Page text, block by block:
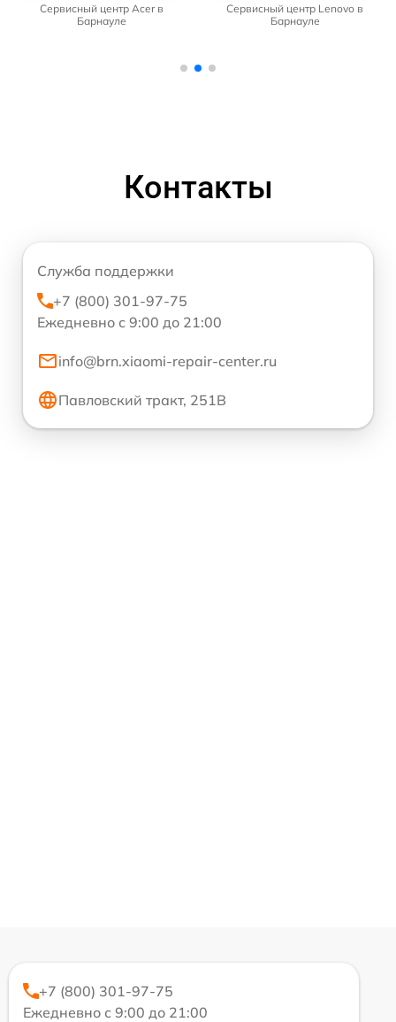
Сервисный центр Acer в
Барнауле
Сервисный центр Lenovo в
Барнауле
Контакты
Служба поддержки
+7 (800) 301-97-75
Ежедневно с 9:00 до 21:00
info@brn.xiaomi-repair-center.ru
Павловский тракт, 251В
+7 (800) 301-97-75
Ежедневно с 9:00 до 21:00